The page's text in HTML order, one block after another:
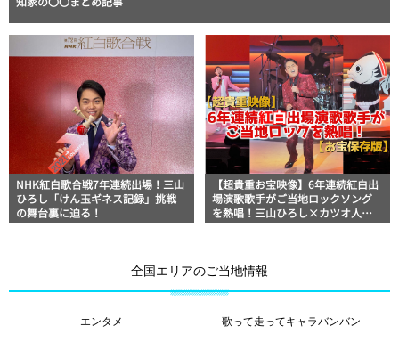
知家の〇〇まとめ記事
NHK紅白歌合戦7年連続出場！三山
ひろし「けん玉ギネス記録」挑戦
の舞台裏に迫る！
【超貴重お宝映像】6年連続紅白出
場演歌歌手がご当地ロックソング
を熱唱！三山ひろし×カツオ人間
全国エリアのご当地情報
エンタメ 歌って走ってキャラバンバン